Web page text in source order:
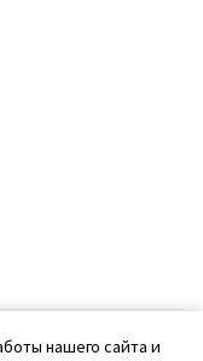
нашего сайта и